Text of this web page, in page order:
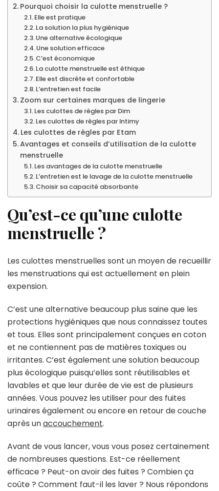
Pourquoi choisir la culotte menstruelle ?
Elle est pratique
La solution la plus hygiénique
Une alternative écologique
Une solution efficace
C’est économique
La culotte menstruelle est éthique
Elle est discrète et confortable
L’entretien est facile
Zoom sur certaines marques de lingerie
Les culottes de règles par Dim
Les culottes de règles par Intimy
Les culottes de règles par Etam
Avantages et conseils d’utilisation de la culotte
menstruelle
Les avantages de la culotte menstruelle
L’entretien est le lavage de la culotte menstruelle
Choisir sa capacité absorbante
Qu’est-ce qu’une culotte
menstruelle ?
Les culottes menstruelles sont un moyen de recueillir
les menstruations qui est actuellement en plein
expension.
C’est une alternative beaucoup plus saine que les
protections hygiéniques que nous connaissez toutes
et tous. Elles sont principalement conçues en coton
et ne contiennent pas de matières toxiques ou
irritantes. C’est également une solution beaucoup
plus écologique puisqu’elles sont réutilisables et
lavables et que leur durée de vie est de plusieurs
années. Vous pouvez les utiliser pour des fuites
urinaires également ou encore en retour de couche
après unaccouchement.
Avant de vous lancer, vous vous posez certainement
de nombreuses questions. Est-ce réellement
efficace ? Peut-on avoir des fuites ? Combien ça
coûte ? Comment faut-il les laver ? Nous répondons